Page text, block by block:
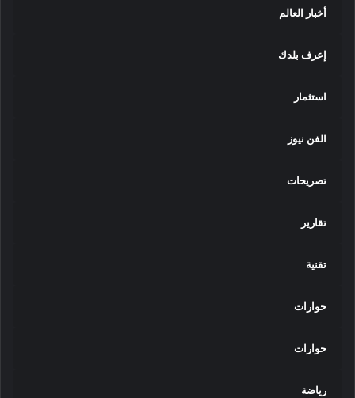
أخبار العالم
إعرف بلدك
استثمار
الفن نيوز
تصريحات
تقارير
تقنية
حوارات
حوارات
رياضة